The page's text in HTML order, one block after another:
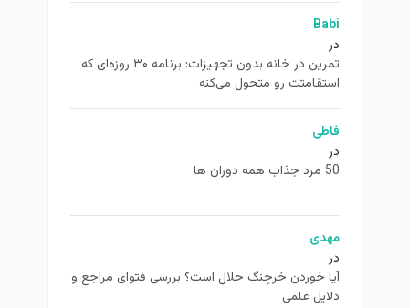
Babi
در
تمرین در خانه بدون تجهیزات: برنامه ۳۰ روزه‌ای که
استقامتت رو متحول می‌کنه
فاطی
در
50 مرد جذاب همه دوران ها
مهدی
در
آیا خوردن خرچنگ حلال است؟ بررسی فتوای مراجع و
دلایل علمی